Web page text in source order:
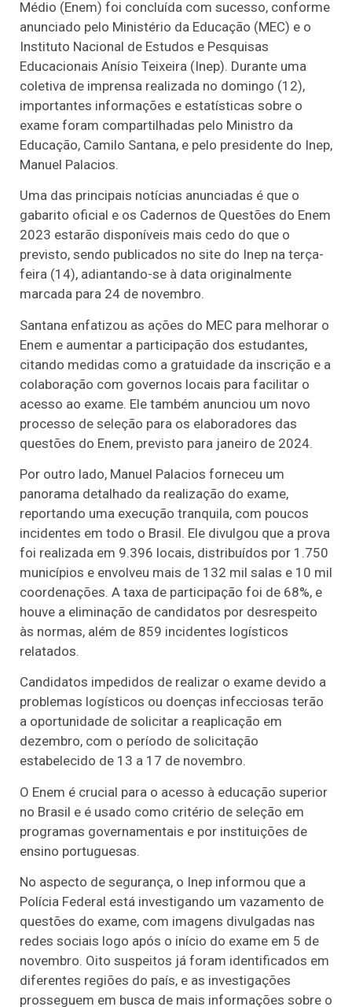
Médio (Enem) foi concluída com sucesso, conforme
anunciado pelo Ministério da Educação (MEC) e o
Instituto Nacional de Estudos e Pesquisas
Educacionais Anísio Teixeira (Inep). Durante uma
coletiva de imprensa realizada no domingo (12),
importantes informações e estatísticas sobre o
exame foram compartilhadas pelo Ministro da
Educação, Camilo Santana, e pelo presidente do Inep,
Manuel Palacios.
Uma das principais notícias anunciadas é que o
gabarito oficial e os Cadernos de Questões do Enem
2023 estarão disponíveis mais cedo do que o
previsto, sendo publicados no site do Inep na terça-
feira (14), adiantando-se à data originalmente
marcada para 24 de novembro.
Santana enfatizou as ações do MEC para melhorar o
Enem e aumentar a participação dos estudantes,
citando medidas como a gratuidade da inscrição e a
colaboração com governos locais para facilitar o
acesso ao exame. Ele também anunciou um novo
processo de seleção para os elaboradores das
questões do Enem, previsto para janeiro de 2024.
Por outro lado, Manuel Palacios forneceu um
panorama detalhado da realização do exame,
reportando uma execução tranquila, com poucos
incidentes em todo o Brasil. Ele divulgou que a prova
foi realizada em 9.396 locais, distribuídos por 1.750
municípios e envolveu mais de 132 mil salas e 10 mil
coordenações. A taxa de participação foi de 68%, e
houve a eliminação de candidatos por desrespeito
às normas, além de 859 incidentes logísticos
relatados.
Candidatos impedidos de realizar o exame devido a
problemas logísticos ou doenças infecciosas terão
a oportunidade de solicitar a reaplicação em
dezembro, com o período de solicitação
estabelecido de 13 a 17 de novembro.
O Enem é crucial para o acesso à educação superior
no Brasil e é usado como critério de seleção em
programas governamentais e por instituições de
ensino portuguesas.
No aspecto de segurança, o Inep informou que a
Polícia Federal está investigando um vazamento de
questões do exame, com imagens divulgadas nas
redes sociais logo após o início do exame em 5 de
novembro. Oito suspeitos já foram identificados em
diferentes regiões do país, e as investigações
prosseguem em busca de mais informações sobre o